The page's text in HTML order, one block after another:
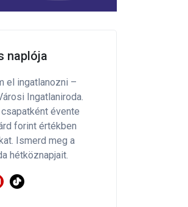
naplója
el ingatlanozni –
Ingatlaniroda.
évente
forint értékben
Ismerd meg a
hétköznapjait.